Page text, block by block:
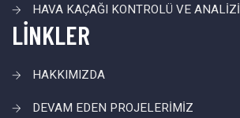
HAVA KAÇAĞI KONTROLÜ VE ANALİZİ
LİNKLER
HAKKIMIZDA
DEVAM EDEN PROJELERİMİZ